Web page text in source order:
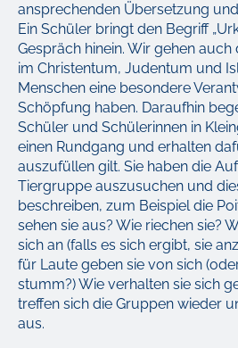
ansprechenden Übersetzung
Ein Schüler bringt den Begriff
Gespräch hinein. Wir gehen auch
im Christentum, Judentum und
Menschen eine besondere
Schöpfung haben. Daraufhin
Schüler und Schülerinnen in
einen Rundgang und erhalten
auszufüllen gilt. Sie haben die
Tiergruppe auszusuchen und
beschreiben, zum Beispiel die
sehen sie aus? Wie riechen sie?
sich an (falls es sich ergibt, sie
für Laute geben sie von sich
stumm?) Wie verhalten sie sich
treffen sich die Gruppen wieder
aus.